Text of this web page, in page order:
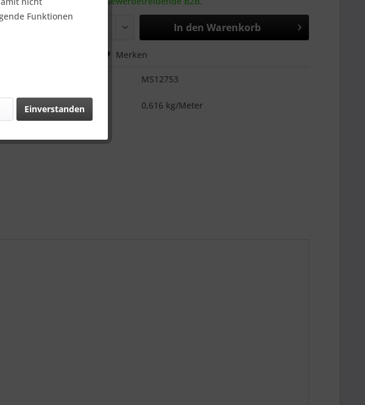
In den Warenkorb
Merken
MS12753
Gewicht::
0,616 kg/Meter
Funktionen
Einverstanden